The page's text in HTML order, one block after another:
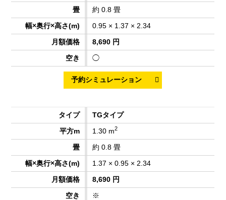
約 0.8 畳
0.95 × 1.37 × 2.34
8,690 円
◯
TGタイプ
1.30 m2
約 0.8 畳
1.37 × 0.95 × 2.34
8,690 円
※